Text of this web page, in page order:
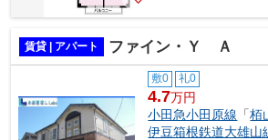
賃貸 | アパート ファイン・Ｙ Ａ
敷0 礼0
4.7万円
小田急小田原線 「栢
伊豆箱根鉄道大雄山